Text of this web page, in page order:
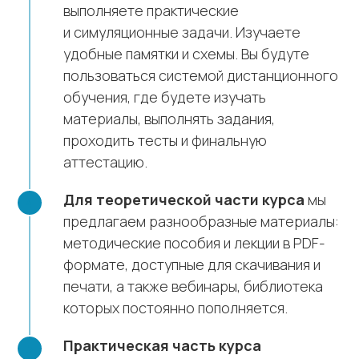
выполняете практические
и симуляционные задачи. Изучаете
удобные памятки и схемы. Вы будуте
пользоваться системой дистанционного
обучения, где будете изучать
материалы, выполнять задания,
проходить тесты и финальную
аттестацию.
Для теоретической части курса мы
предлагаем разнообразные материалы:
методические пособия и лекции в PDF-
формате, доступные для скачивания и
печати, а также вебинары, библиотека
которых постоянно пополняется.
Практическая часть курса